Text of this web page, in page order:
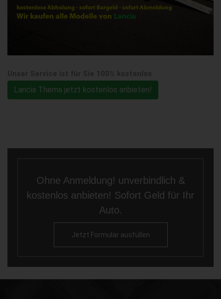
Lancia Thema jetzt kostenlos anbieten!
Ohne Anmeldung! unverbindlich &
kostenlos anbieten! Sofort Geld für Ihr
Auto.
Jetzt Formular ausfüllen